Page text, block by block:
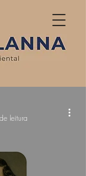
leitura